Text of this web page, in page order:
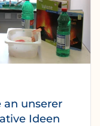
an unserer
Ideen